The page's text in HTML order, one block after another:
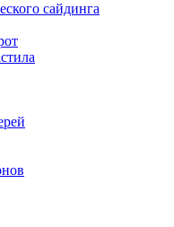
сайдинга